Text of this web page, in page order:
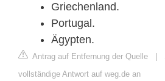
Griechenland.
Portugal.
Ägypten.
Antrag auf Entfernung der Quelle
vollständige Antwort auf weg.de an